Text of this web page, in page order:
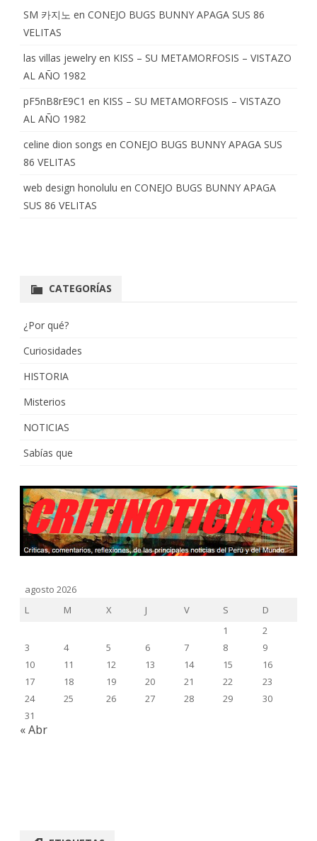
SM 카지노 en CONEJO BUGS BUNNY APAGA SUS 86
VELITAS
las villas jewelry en KISS – SU METAMORFOSIS – VISTAZO
AL AÑO 1982
pF5nB8rE9C1 en KISS – SU METAMORFOSIS – VISTAZO
AL AÑO 1982
celine dion songs en CONEJO BUGS BUNNY APAGA SUS
86 VELITAS
web design honolulu en CONEJO BUGS BUNNY APAGA
SUS 86 VELITAS
CATEGORÍAS
¿Por qué?
Curiosidades
HISTORIA
Misterios
NOTICIAS
Sabías que
agosto 2026
L
M X J V S
D
1
2
3
4 5 6 7 8
9
10
11 12 13 14 15
16
17
18 19 20 21 22
23
24
25 26 27 28 29
30
31
« Abr